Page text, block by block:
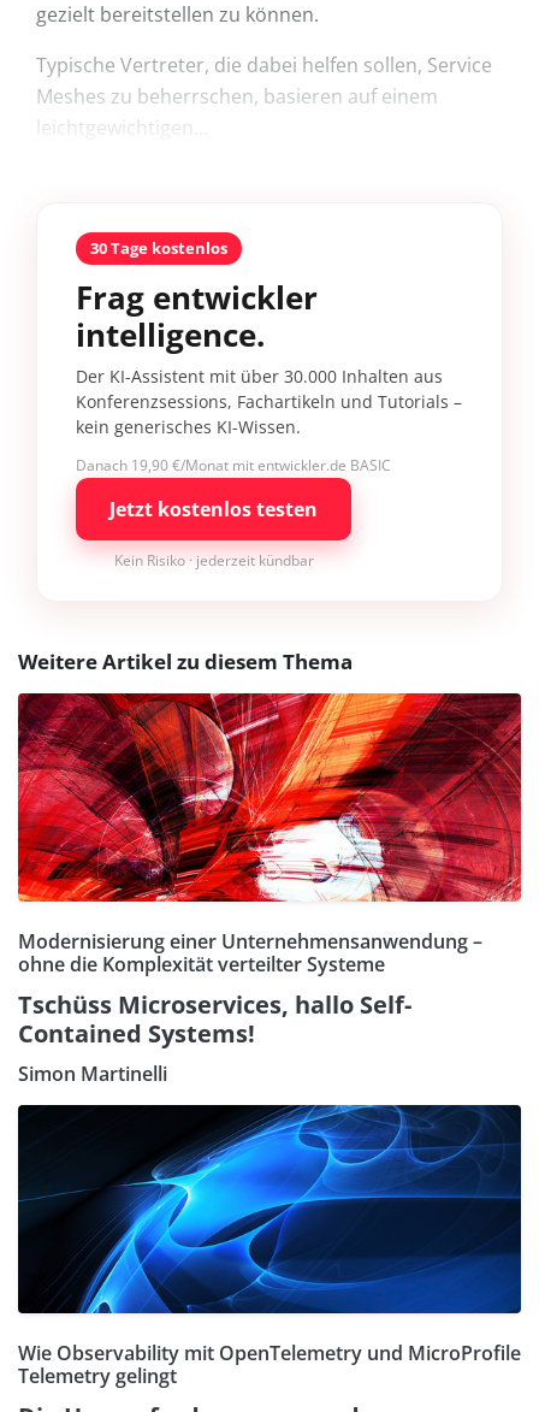
gezielt bereitstellen zu können.
Typische Vertreter, die dabei helfen sollen, Service
Meshes zu beherrschen, basieren auf einem
leichtgewichtigen...
30 Tage kostenlos
Frag entwickler
intelligence.
Der KI-Assistent mit über 30.000 Inhalten aus
Konferenzsessions, Fachartikeln und Tutorials –
kein generisches KI-Wissen.
Danach 19,90 €/Monat mit entwickler.de BASIC
Jetzt kostenlos testen
Kein Risiko · jederzeit kündbar
Weitere Artikel zu diesem Thema
Modernisierung einer Unternehmensanwendung –
ohne die Komplexität verteilter Systeme
Tschüss Microservices, hallo Self-
Contained Systems!
Simon Martinelli
Wie Observability mit OpenTelemetry und MicroProfile
Telemetry gelingt